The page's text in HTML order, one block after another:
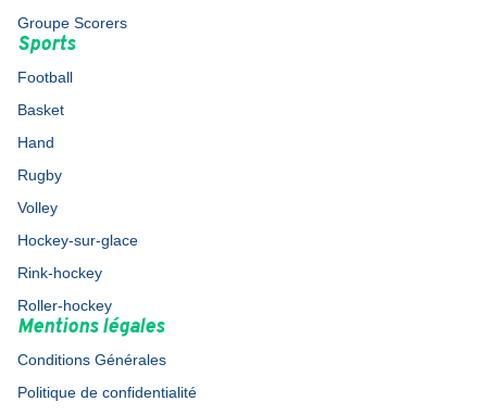
Groupe Scorers
Sports
Football
Basket
Hand
Rugby
Volley
Hockey-sur-glace
Rink-hockey
Roller-hockey
Mentions légales
Conditions Générales
Politique de confidentialité